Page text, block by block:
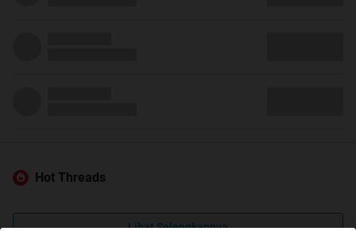
Hot Threads
Lihat Selengkapnya